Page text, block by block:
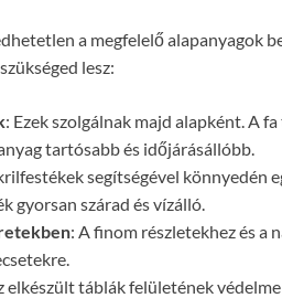
a megfelelő alapanyagok
lesz:
: Ezek szolgálnak majd alapként. A
tartósabb és időjárásállóbb.
segítségével könnyedén
gyorsan szárad és vízálló.
: A finom részletekhez és a
elkészült táblák felületének